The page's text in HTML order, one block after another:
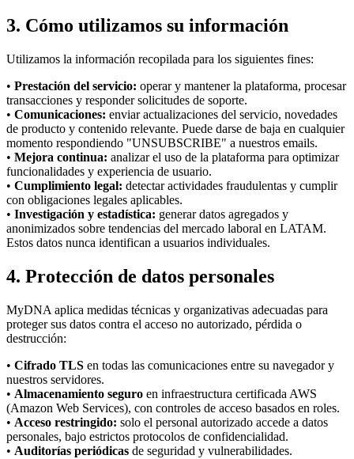
3. Cómo utilizamos su información
Utilizamos la información recopilada para los siguientes fines:
• Prestación del servicio: operar y mantener la plataforma, procesar
transacciones y responder solicitudes de soporte.
• Comunicaciones: enviar actualizaciones del servicio, novedades
de producto y contenido relevante. Puede darse de baja en cualquier
momento respondiendo "UNSUBSCRIBE" a nuestros emails.
• Mejora continua: analizar el uso de la plataforma para optimizar
funcionalidades y experiencia de usuario.
• Cumplimiento legal: detectar actividades fraudulentas y cumplir
con obligaciones legales aplicables.
• Investigación y estadística: generar datos agregados y
anonimizados sobre tendencias del mercado laboral en LATAM.
Estos datos nunca identifican a usuarios individuales.
4. Protección de datos personales
MyDNA aplica medidas técnicas y organizativas adecuadas para
proteger sus datos contra el acceso no autorizado, pérdida o
destrucción:
• Cifrado TLS en todas las comunicaciones entre su navegador y
nuestros servidores.
• Almacenamiento seguro en infraestructura certificada AWS
(Amazon Web Services), con controles de acceso basados en roles.
• Acceso restringido: solo el personal autorizado accede a datos
personales, bajo estrictos protocolos de confidencialidad.
• Auditorías periódicas de seguridad y vulnerabilidades.